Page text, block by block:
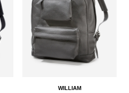
WILLIAM